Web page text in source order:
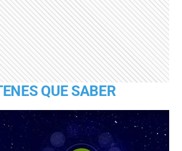
QUE SABER